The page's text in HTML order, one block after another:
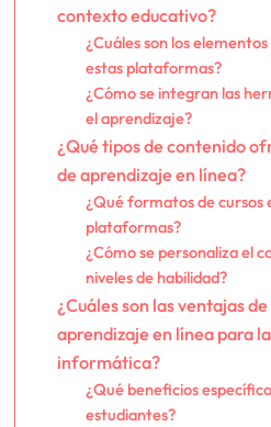
contexto educativo?
¿Cuáles son los
estas plataformas?
¿Cómo se integran las
el aprendizaje?
¿Qué tipos de contenido
de aprendizaje en línea?
¿Qué formatos de cursos
plataformas?
¿Cómo se personaliza el
niveles de habilidad?
¿Cuáles son las ventajas
aprendizaje en línea para
informática?
¿Qué beneficios
estudiantes?